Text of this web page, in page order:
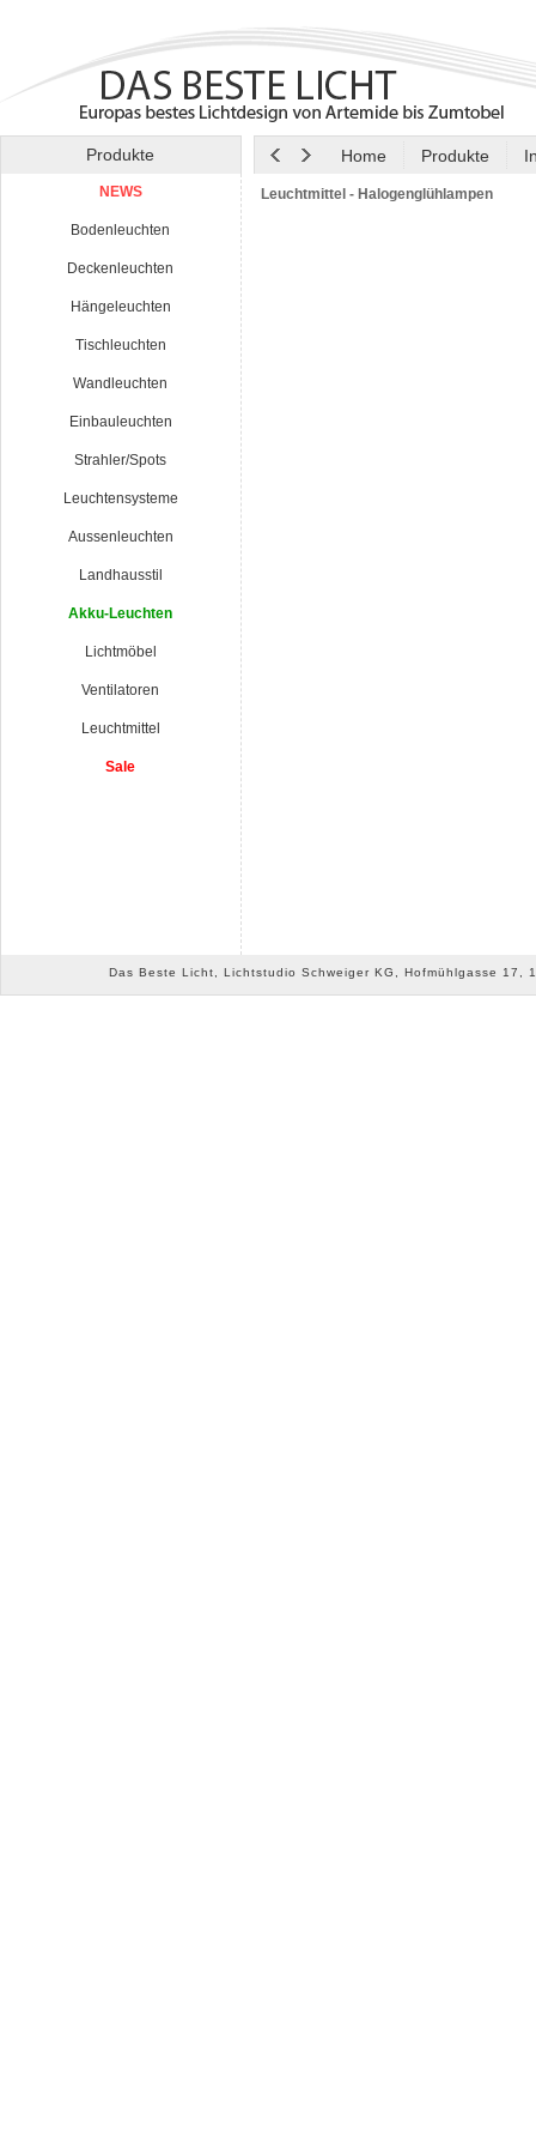
Produkte Home Produkte
NEWS
Bodenleuchten
Deckenleuchten
Hängeleuchten
Tischleuchten
Wandleuchten
Einbauleuchten
Strahler/Spots
Leuchtensysteme
Aussenleuchten
Landhausstil
Akku-Leuchten
Lichtmöbel
Ventilatoren
Leuchtmittel
Sale
Leuchtmittel - Halogenglühlampen
Das Beste Licht, Lichtstudio Schweiger KG, Hofmühlgasse